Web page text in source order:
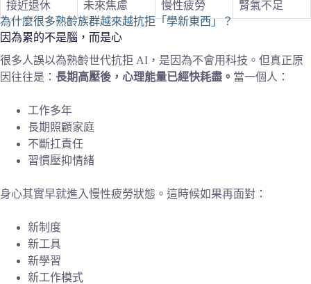
接近退休 未來焦慮 慢性疲勞
腎氣不足
為什麼很多熟齡族群越來越抗拒「學新東西」？
因為累的不是腦，而是心
很多人誤以為熟齡世代抗拒 AI，是因為不會用科技。但真正原
因往往是： 長期高壓後，心理能量已經快耗盡。 當一個人：
工作多年
長期照顧家庭
不斷扛責任
習慣壓抑情緒
身心其實早就進入慢性疲勞狀態。這時候如果再面對：
新制度
新工具
新學習
新工作模式